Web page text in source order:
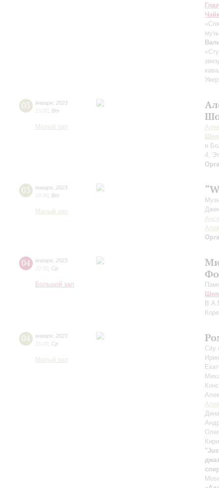
03 января 2023
15:00 Вт
Малый зал
и
4,
03 января 2023
19:00 Вт
Малый зал
04 января 2023
20:00 Ср
Большой зал
04 января 2023
15:00 Ср
Малый зал
City